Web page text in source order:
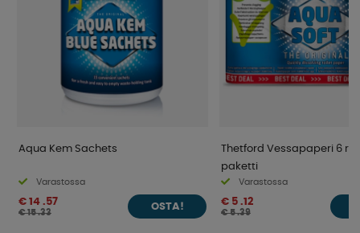
Aqua Kem Sachets
Varastossa
€ 14 .57
€ 15 .33
OSTA!
Thetford Vessapaperi 6
paketti
Varastossa
€ 5 .12
€ 5 .39